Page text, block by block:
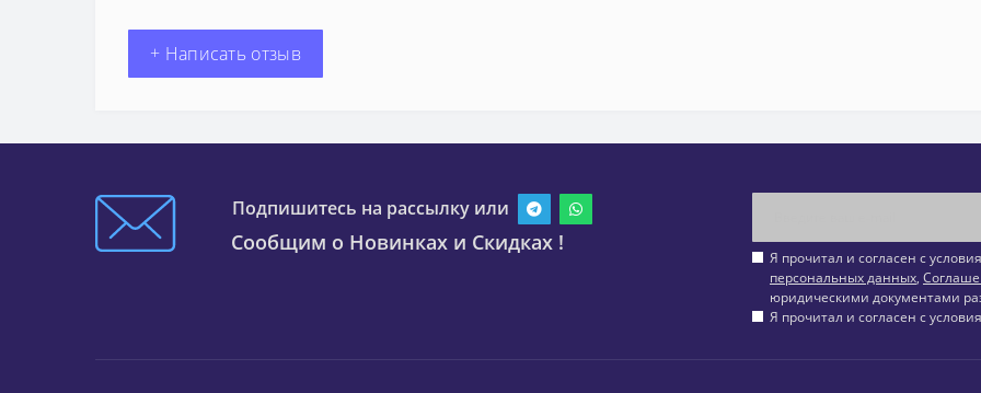
+ Написать отзыв
Подпишитесь на рассылку или
Сообщим о Новинках и Скидках !
Я прочитал и согласен с
персональных данных,
юридическими документами
Я прочитал и согласен с